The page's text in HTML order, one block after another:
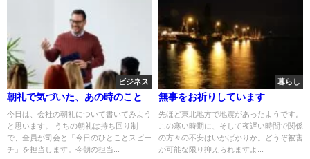
ビジネス
朝礼で気づいた、あの時のこと
今日は、会社の朝礼について書いてみよう
と思います。 うちの朝礼は持ち回り制
で、全員が司会と「今日のひとことスピー
チ」を担当します。今朝の担当...
暮らし
無事をお祈りしています
先ほど東北地方で地震があったようです。
この寒い時期に、そして夜遅い時間で関係
の方々の不安はいかばかりか。どうぞ被害
が可能な限り抑えられますよ...